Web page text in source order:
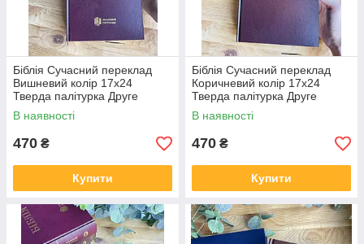
Біблія Сучасний переклад
Вишневий колір 17х24
Тверда палітурка Друге
видання
В наявності
470 ₴
Купити
Біблія Сучасний переклад
Коричневий колір 17х24
Тверда палітурка Друге
видання
В наявності
470 ₴
Купити